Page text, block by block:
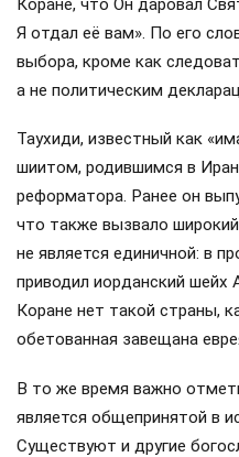
Коране, что Он даровал
Я отдал её вам». По его
выбора, кроме как
а не политическим
Таухиди, известный как
шиитом, родившимся в
реформатора. Ранее он
что также вызвало
не является единичной: в
приводил иорданский шейх
Коране нет такой страны,
обетованная завещана
В то же время важно
является общепринятой в
Существуют и другие